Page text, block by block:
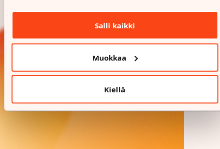
Salli kaikki
Muokkaa
Kiellä